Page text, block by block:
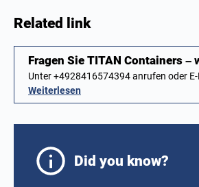
Related link
Fragen Sie TITAN Containers –
Unter +4928416574394 anrufen oder
Weiterlesen
Did you know?